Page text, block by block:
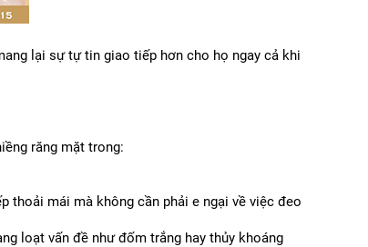
lại sự tự tin giao tiếp hơn cho họ ngay cả khi
răng mặt trong:
thoải mái mà không cần phải e ngại về việc đeo
loạt vấn đề như đốm trắng hay thủy khoáng